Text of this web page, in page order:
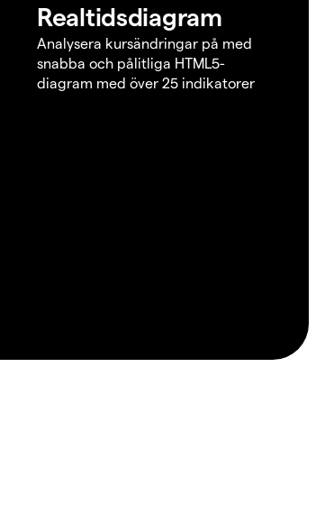
Realtidsdiagram
Analysera kursändringar på med
snabba och pålitliga HTML5-
diagram med över 25 indikatorer